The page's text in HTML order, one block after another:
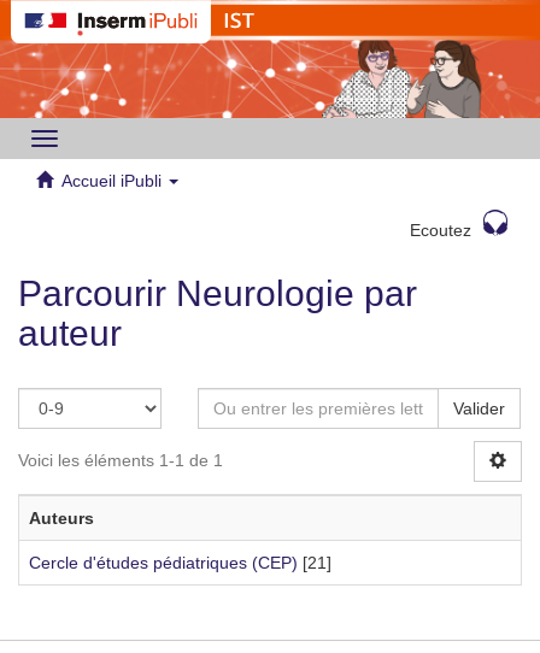
Toggle
navigation
Accueil iPubli
Ecoutez
Parcourir Neurologie par
auteur
Valider
Voici les éléments 1-1 de 1
Auteurs
Cercle d'études pédiatriques (CEP) [21]